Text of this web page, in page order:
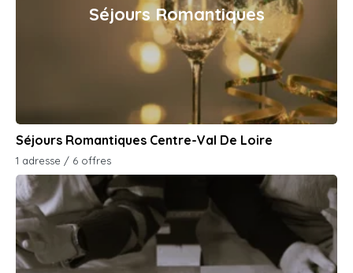
Séjours Romantiques
Séjours Romantiques Centre-Val De Loire
1 adresse / 6 offres